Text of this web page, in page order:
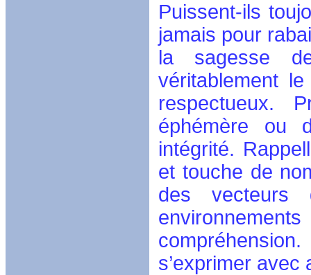
Puissent-ils
jamais pour
la sagesse
véritablement
respectueux.
éphémère ou
intégrité.
et touche de
des vecteurs
s’exprimer avec